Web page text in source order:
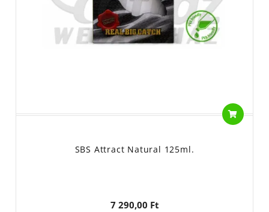
SBS Attract Natural 125ml.
7 290,00 Ft